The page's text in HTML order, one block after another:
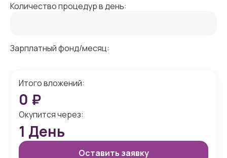
Количество процедур в день:
Зарплатный фонд/месяц:
Итого вложений:
0 ₽
Окупится через:
1 День
Оставить заявку